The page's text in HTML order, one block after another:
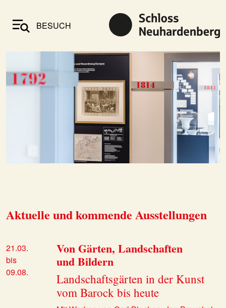
BESUCH
Aktuelle und kommende Ausstellungen
21.03.
bis
09.08.
Von Gärten, Landschaften
und Bildern
Landschaftsgärten in der Kunst
vom Barock bis heute